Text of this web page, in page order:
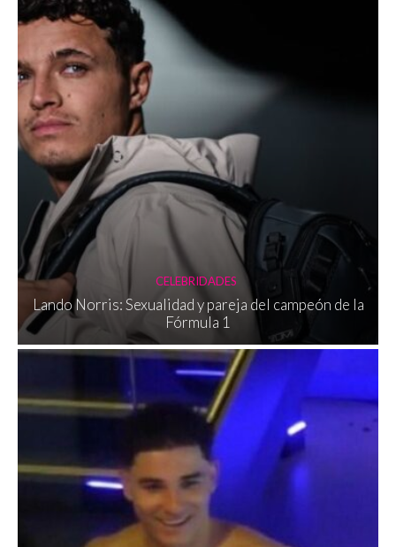
CELEBRIDADES
Lando Norris: Sexualidad y pareja del campeón de la
Fórmula 1